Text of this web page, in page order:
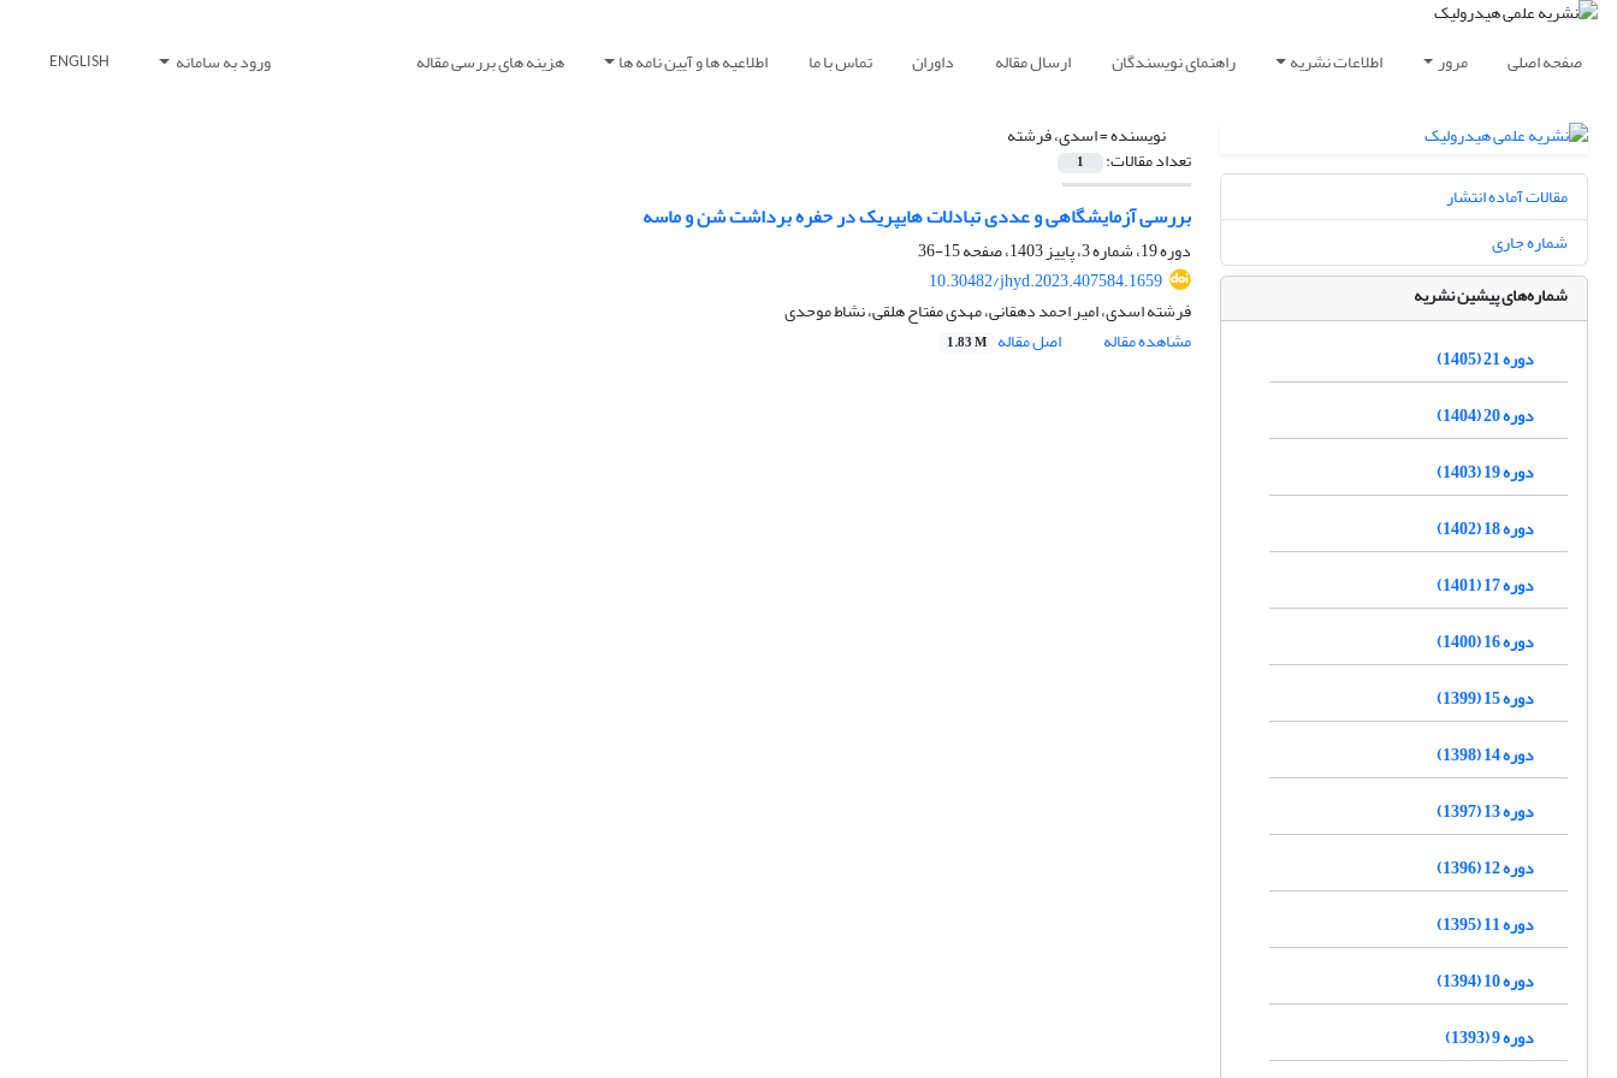
صفحه اصلی مرور اطلاعات نشریه راهنمای نویسندگان ارسال مقاله داوران تماس با ما اطلاعیه ها و آیین نامه ها هزینه های بررسی مقاله ورود به سامانه ENGLISH
نویسنده =اسدی، فرشته
تعداد مقالات: 1
بررسی آزمایشگاهی و عددی تبادلات هایپریک در حفره برداشت شن و ماسه
دوره 19، شماره 3، پاییز 1403، صفحه
15-36
10.30482/jhyd.2023.407584.1659
فرشته اسدی، امیر احمد دهقانی، مهدی مفتاح هلقی، نشاط موحدی
مشاهده مقاله
اصل مقاله 1.83 M
مقالات آماده انتشار
شماره جاری
شماره‌های پیشین نشریه
دوره 21 (1405)
دوره 20 (1404)
دوره 19 (1403)
دوره 18 (1402)
دوره 17 (1401)
دوره 16 (1400)
دوره 15 (1399)
دوره 14 (1398)
دوره 13 (1397)
دوره 12 (1396)
دوره 11 (1395)
دوره 10 (1394)
دوره 9 (1393)